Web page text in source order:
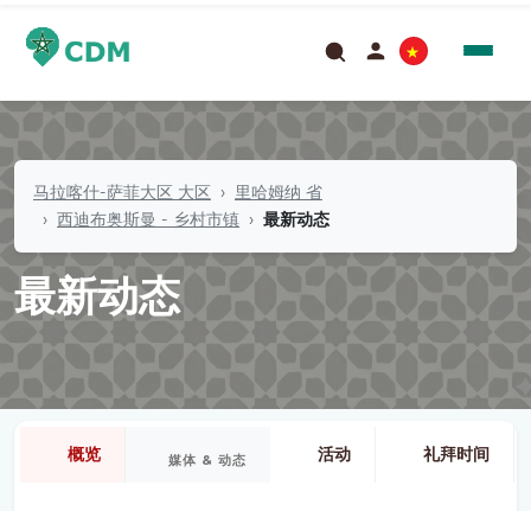
马拉喀什-萨菲大区 大区
里哈姆纳 省
西迪布奥斯曼 - 乡村市镇
最新动态
最新动态
概览 媒体 & 动态 活动 礼拜时间